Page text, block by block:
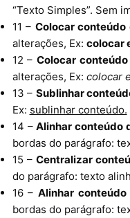
“Texto Simples”. Sem
11 – Colocar
alterações, Ex: colocar
12 –Colocar
alterações, Ex: colocar
13 – Sublinhar
Ex: sublinhar conteúdo.
14 –Alinhar conteúdo
bordas do parágrafo:
15 – Centralizar
do parágrafo: texto
16 – Alinhar
bordas do parágrafo: